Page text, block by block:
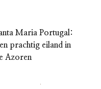
Maria Portugal:
prachtig eiland in
Azoren